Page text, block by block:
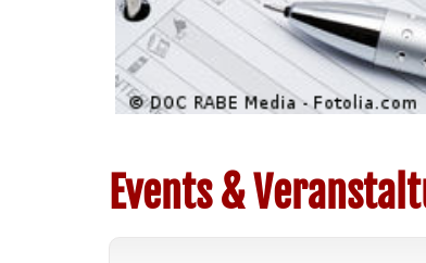
Events &